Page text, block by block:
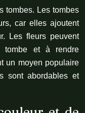
tombes. Les tombes
car elles ajoutent
Les fleurs peuvent
tombe et à rendre
un moyen populaire
sont abordables et